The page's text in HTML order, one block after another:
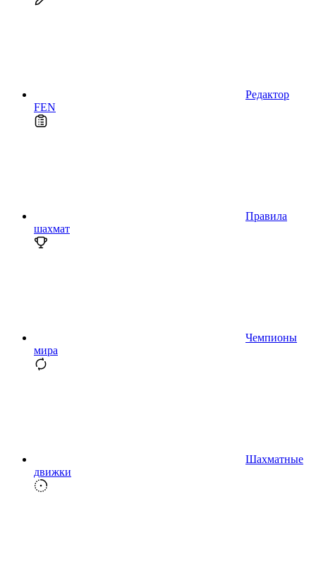
Редактор
FEN
Правила
шахмат
Чемпионы
мира
Шахматные
движки